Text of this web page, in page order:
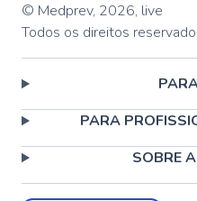
© Medprev, 2026, live
Todos os direitos
PARA
SOBRE